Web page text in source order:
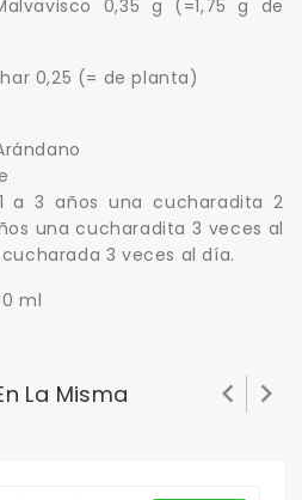
0,35 g (=1,75 g de
0,25 (= de planta)
1 a 3 años una cucharadita 2
una cucharadita 3 veces al
3 veces al día.
ml
La Misma
 